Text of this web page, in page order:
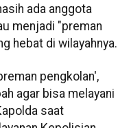
ada anggota
menjadi "preman
hebat di wilayahnya.
pengkolan',
agar bisa melayani
saat